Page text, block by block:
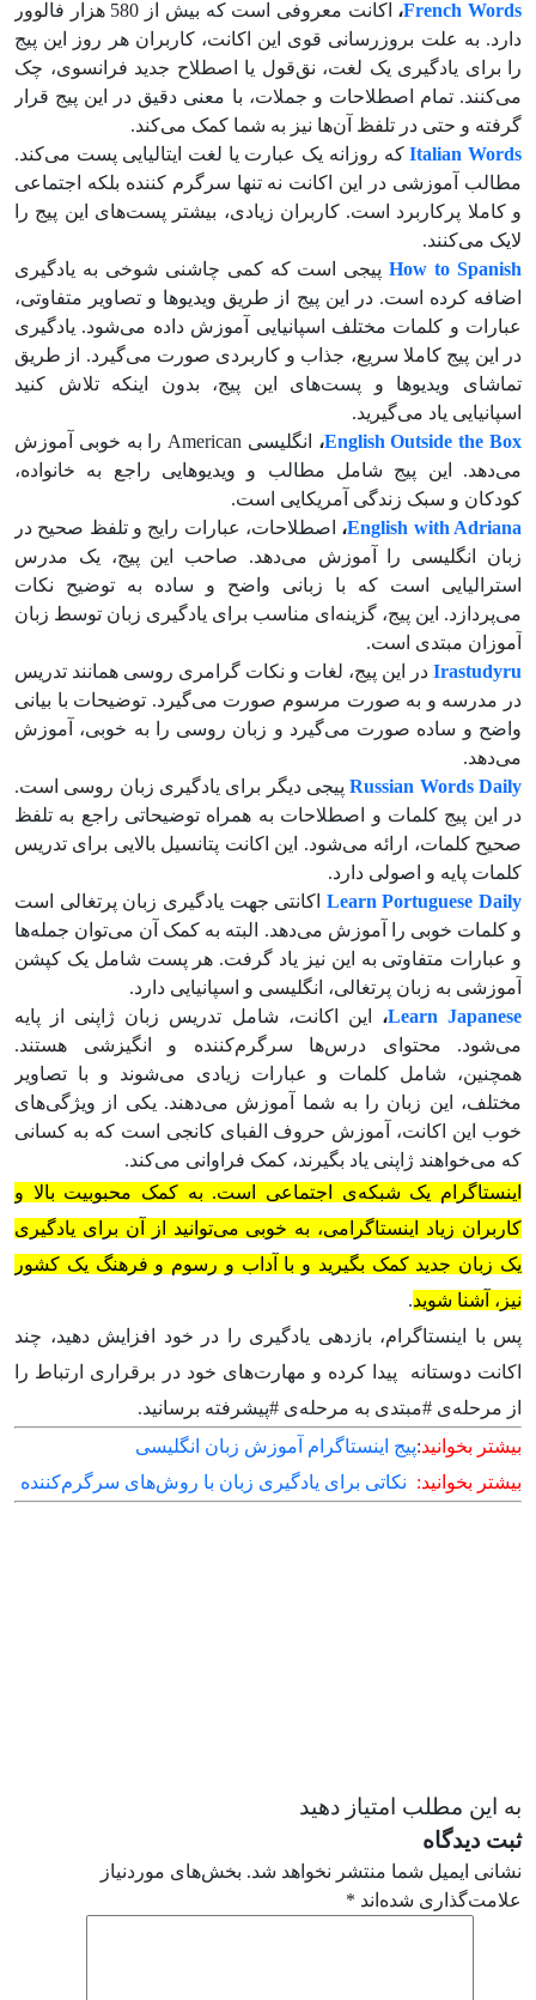
French Words،
اکانت معروفی است که بیش از 580 هزار فالوور
دارد. به علت بروزرسانی قوی این اکانت، کاربران هر روز این پیج
را برای یادگیری یک لغت، نق‌قول یا اصطلاح جدید فرانسوی، چک
می‌کنند. تمام اصطلاحات و جملات، با معنی دقیق در این پیج قرار
گرفته و حتی در تلفظ آن‌ها نیز به شما کمک می‌کند.
Italian Wordsکه روزانه یک عبارت یا لغت ایتالیایی پست می‌کند.
مطالب آموزشی در این اکانت نه تنها سرگرم کننده بلکه اجتماعی
و کاملا پرکاربرد است. کاربران زیادی، بیشتر پست‌های این پیج را
لایک می‌کنند.
How to Spanishپیجی است که کمی چاشنی شوخی به یادگیری
اضافه کرده است. در این پیج از طریق ویدیوها و تصاویر متفاوتی،
عبارات و کلمات مختلف اسپانیایی آموزش داده می‌شود. یادگیری
در این پیج کاملا سریع، جذاب و کاربردی صورت می‌گیرد. از طریق
تماشای ویدیوها و پست‌های این پیج، بدون اینکه تلاش کنید
اسپانیایی یاد می‌گیرید.
English Outside the Box،
انگلیسی American را به خوبی آموزش
می‌دهد. این پیج شامل مطالب و ویدیوهایی راجع به خانواده،
کودکان و سبک زندگی آمریکایی است.
English with Adriana، اصطلاحات، عبارات رایج و تلفظ صحیح در
زبان انگلیسی را آموزش می‌دهد. صاحب این پیج، یک مدرس
استرالیایی است که با زبانی واضح و ساده به توضیح نکات
می‌پردازد. این پیج، گزینه‌ای مناسب برای یادگیری زبان توسط زبان
آموزان مبتدی است.
Irastudyru در این پیج، لغات و نکات گرامری روسی همانند تدریس
در مدرسه و به صورت مرسوم صورت می‌گیرد. توضیحات با بیانی
واضح و ساده صورت می‌گیرد و زبان روسی را به خوبی، آموزش
می‌دهد.
Russian Words Dailyپیجی دیگر برای یادگیری زبان روسی است.
در این پیج کلمات و اصطلاحات به همراه توضیحاتی راجع به تلفظ
صحیح کلمات، ارائه می‌شود. این اکانت پتانسیل بالایی برای تدریس
کلمات پایه و اصولی دارد.
Learn Portuguese Daily اکانتی جهت یادگیری زبان پرتغالی است
و کلمات خوبی را آموزش می‌دهد. البته به کمک آن می‌توان جمله‌ها
و عبارات متفاوتی به این نیز یاد گرفت. هر پست شامل یک کپشن
آموزشی به زبان پرتغالی، انگلیسی و اسپانیایی دارد.
Learn Japanese،
این اکانت، شامل تدریس زبان ژاپنی از پایه
می‌شود. محتوای درس‌ها سرگرم‌کننده و انگیزشی هستند.
همچنین، شامل کلمات و عبارات زیادی می‌شوند و با تصاویر
مختلف، این زبان را به شما آموزش می‌دهند. یکی از ویژگی‌های
خوب این اکانت، آموزش حروف الفبای کانجی است که به کسانی
که می‌خواهند ژاپنی یاد بگیرند، کمک فراوانی می‌کند.
اینستاگرام یک شبکه‌ی اجتماعی است. به کمک محبوبیت بالا و
کاربران زیاد اینستاگرامی، به خوبی می‌توانید از آن برای یادگیری
یک زبان جدید کمک بگیرید و با آداب و رسوم و فرهنگ یک کشور
نیز، آشنا شوید.
پس با اینستاگرام، بازدهی یادگیری را در خود افزایش دهید، چند
اکانت دوستانه پیدا کرده و مهارت‌های خود در برقراری ارتباط را
از مرحله‌ی #مبتدی به مرحله‌ی #پیشرفته برسانید.
بیشتر بخوانید:پیج اینستاگرام آموزش زبان انگلیسی
بیشتر بخوانید: نکاتی برای یادگیری زبان با روش‌های سرگرم‌کننده
به این مطلب امتیاز دهید
ثبت دیدگاه
نشانی ایمیل شما منتشر نخواهد شد. بخش‌های موردنیاز
علامت‌گذاری شده‌اند *